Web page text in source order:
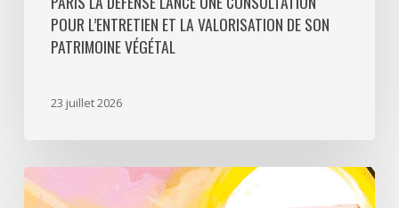
POUR L’ENTRETIEN ET LA VALORISATION DE SON
PATRIMOINE VÉGÉTAL
23 juillet 2026
Paris
La